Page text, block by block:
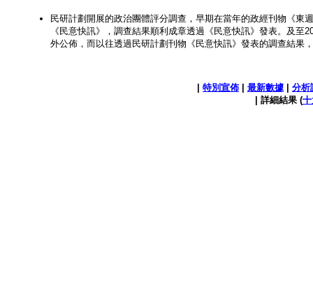
民研計劃開展的政治團體評分調查，早期在當年的政經刊物《東
《民意快訊》，調查結果順利成章透過《民意快訊》發表。及
外公佈，而以往透過民研計劃刊物《民意快訊》發表的調查結果
特別宣佈| 最新數據
分析
| 詳細結果 (